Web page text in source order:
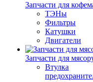
Запчасти для
ТЭНы
Фильтры
Катушки
Двигатели
Запчасти для
Втулка